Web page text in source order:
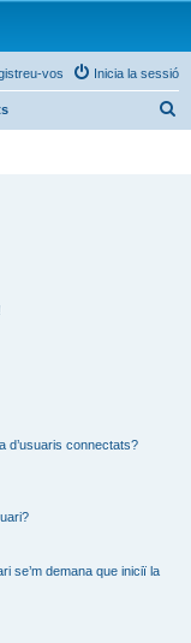
Inicia la sessió
vos
d’usuaris connectats?
se’m demana que iniciï la